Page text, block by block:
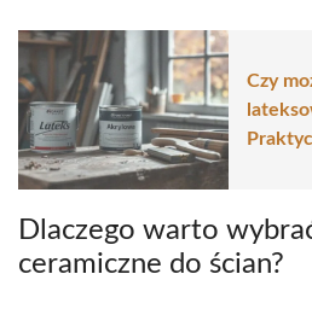
Czy
Dlaczego warto
ceramiczne do ścian?